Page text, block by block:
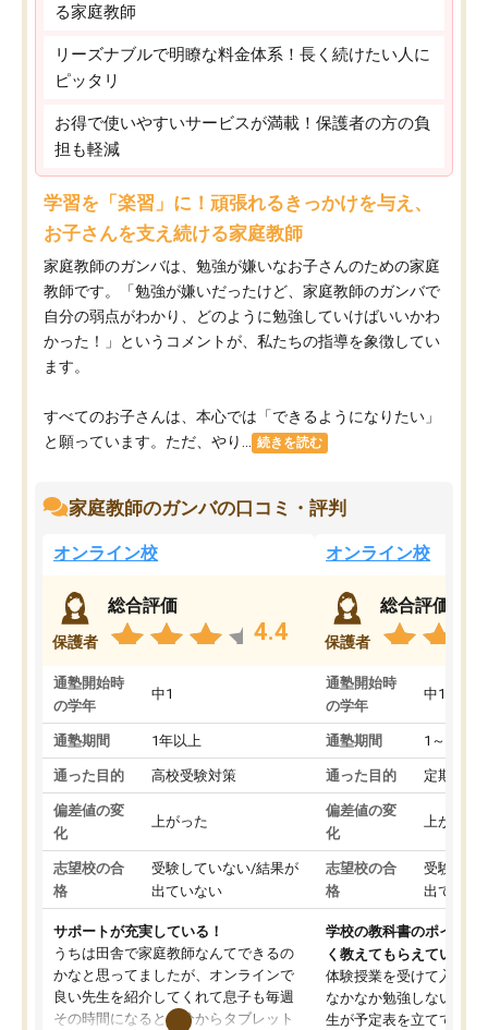
る家庭教師
リーズナブルで明瞭な料金体系！長く続けたい人に
ピッタリ
お得で使いやすいサービスが満載！保護者の方の負
担も軽減
学習を「楽習」に！頑張れるきっかけを与え、
お子さんを支え続ける家庭教師
家庭教師のガンバは、勉強が嫌いなお子さんのための家庭
教師です。「勉強が嫌いだったけど、家庭教師のガンバで
自分の弱点がわかり、どのように勉強していけばいいかわ
かった！」というコメントが、私たちの指導を象徴してい
ます。
すべてのお子さんは、本心では「できるようになりたい」
と願っています。ただ、やり...
続きを読む
家庭教師のガンバの口コミ・評判
オンライン校
保護者
総合評価
4.4
通塾開始時
の学年
中1
通塾期間 1年以上
通った目的 高校受験対策
偏差値の変
化
上がった
志望校の合
格
受験していない/結果が
出ていない
サポートが充実している！
うちは田舎で家庭教師なんてできるの
かなと思ってましたが、オンラインで
良い先生を紹介してくれて息子も毎週
その時間になると自分からタブレット
オンライン校
保護者
総合評価
通塾開始時
の学年
中1
通塾期間 1～3ヵ月
通った目的 定期テス
偏差値の変
化
上がった
志望校の合
格
受験して
出ていな
学校の教科書のポイント
く教えてもらえている
体験授業を受けて入塾し
なかなか勉強しない息子
生が予定表を立ててくれ